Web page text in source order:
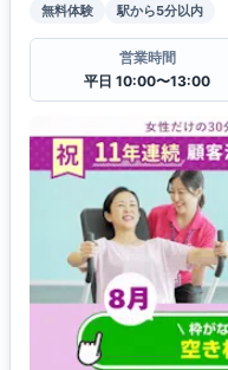
無料体験 駅から5分以内
営業時間
平日 10:00〜13:00